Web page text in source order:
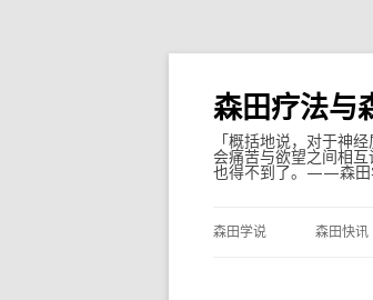
森田疗法与
「概括地说，对于神
会痛苦与欲望之间相
也得不到了。——森田
森田学说 森田快讯